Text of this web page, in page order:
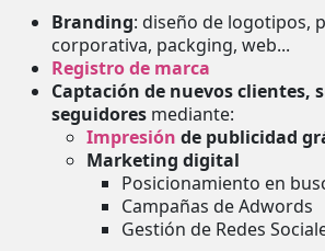
Branding: diseño de logotipos,
corporativa, packging, web...
Registro de marca
Captación de nuevos clientes,
seguidores mediante:
Impresión de publicidad
Marketing digital
Posicionamiento en
Campañas de Adwords
Gestión de Redes